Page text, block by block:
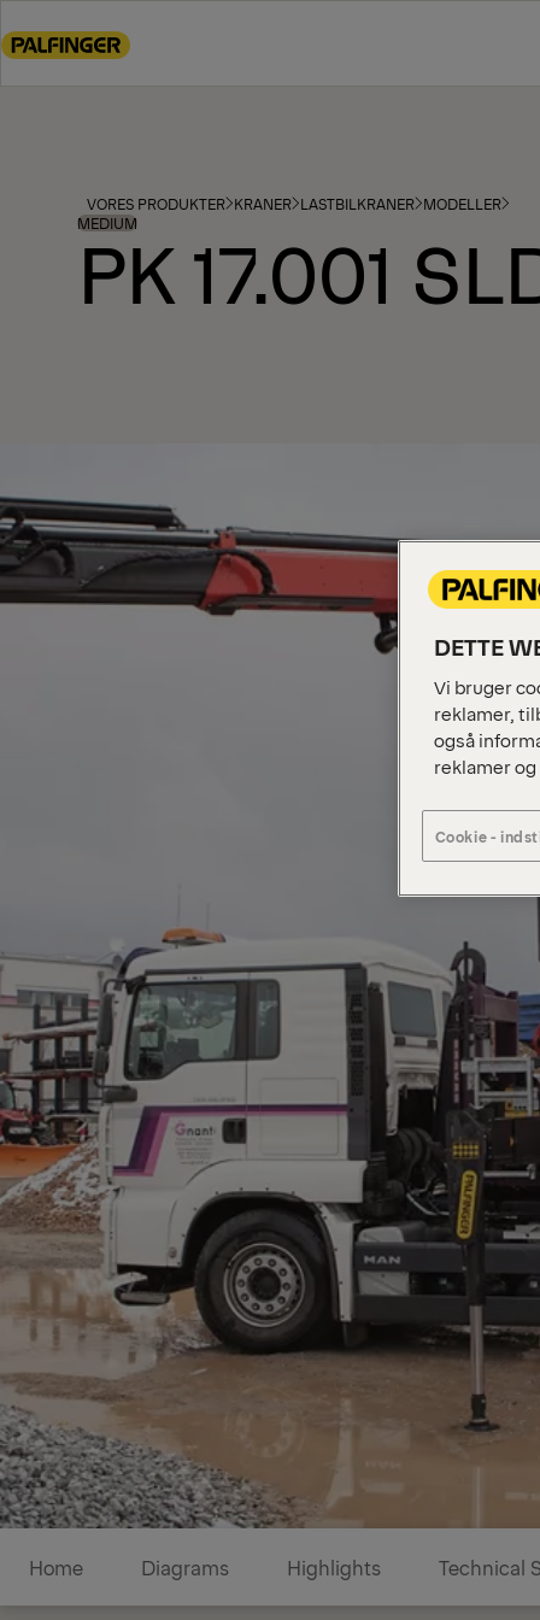
to
VORES PRODUKTER KRANER LASTBILKRANER MODELLER
MEDIUM
PK 17.001
Home Diagrams Highlights Technical
Diagrams
DETTE
Vi bruger
reklamer,
også
reklamer
Cookie -